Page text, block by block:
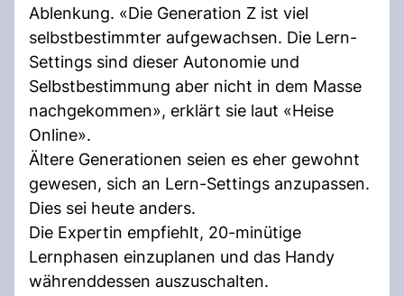
Ablenkung. «Die Generation Z ist viel
selbstbestimmter aufgewachsen. Die Lern-
Settings sind dieser Autonomie und
Selbstbestimmung aber nicht in dem Masse
nachgekommen», erklärt sie laut «Heise
Online».
Ältere Generationen seien es eher gewohnt
gewesen, sich an Lern-Settings anzupassen.
Dies sei heute anders.
Die Expertin empfiehlt, 20-minütige
Lernphasen einzuplanen und das Handy
währenddessen auszuschalten.